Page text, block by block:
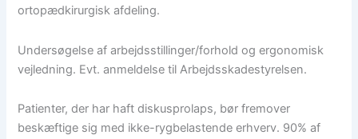
ortopædkirurgisk afdeling.
Undersøgelse af arbejdsstillinger/forhold og ergonomisk
vejledning. Evt. anmeldelse til Arbejdsskadestyrelsen.
Patienter, der har haft diskusprolaps, bør fremover
beskæftige sig med ikke-rygbelastende erhverv. 90% af